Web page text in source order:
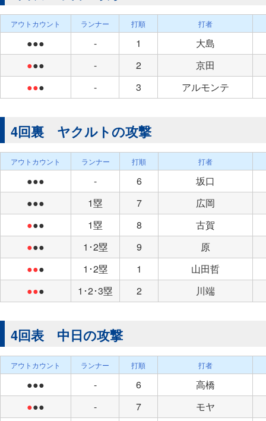
アウトカウント ランナー 打順 打者
●●● - 1
大島
●●● - 2
京田
●●● - 3 アルモンテ
4回裏 ヤクルトの攻撃
アウトカウント ランナー 打順 打者
●●● - 6
坂口
●●●
1塁 7
広岡
●●● 1塁 8
古賀
●●● 1･2塁 9
原
●●● 1･2塁 1
山田哲
●●● 1･2･3塁 2 川端
4回表 中日の攻撃
アウトカウント ランナー 打順 打者
●●● - 6
高橋
●●● - 7
モヤ